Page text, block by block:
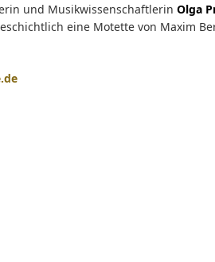
und Musikwissenschaftlerin Olga
eine Motette von Maxim